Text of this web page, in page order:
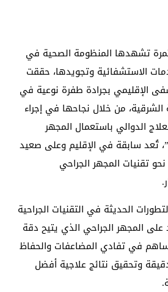
تشهدها المنظومة الصحية في
الاستشفائية وتجويدها، حققت
الإقليمي بجرادة طفرة نوعية في
من خلال نجاحها في إجراء
الدوالي باستعمال المجهر
تُعد سابقة في الإقليم وعلى صعيد
تقنيات المجهر الجراحي
الحديثة في التقنيات الجراحية
على المجهر الجراحي الذي يتيح دقة
يساهم في تفادي المضاعفات والحفاظ
وتحقيق نتائج علاجية أفضل